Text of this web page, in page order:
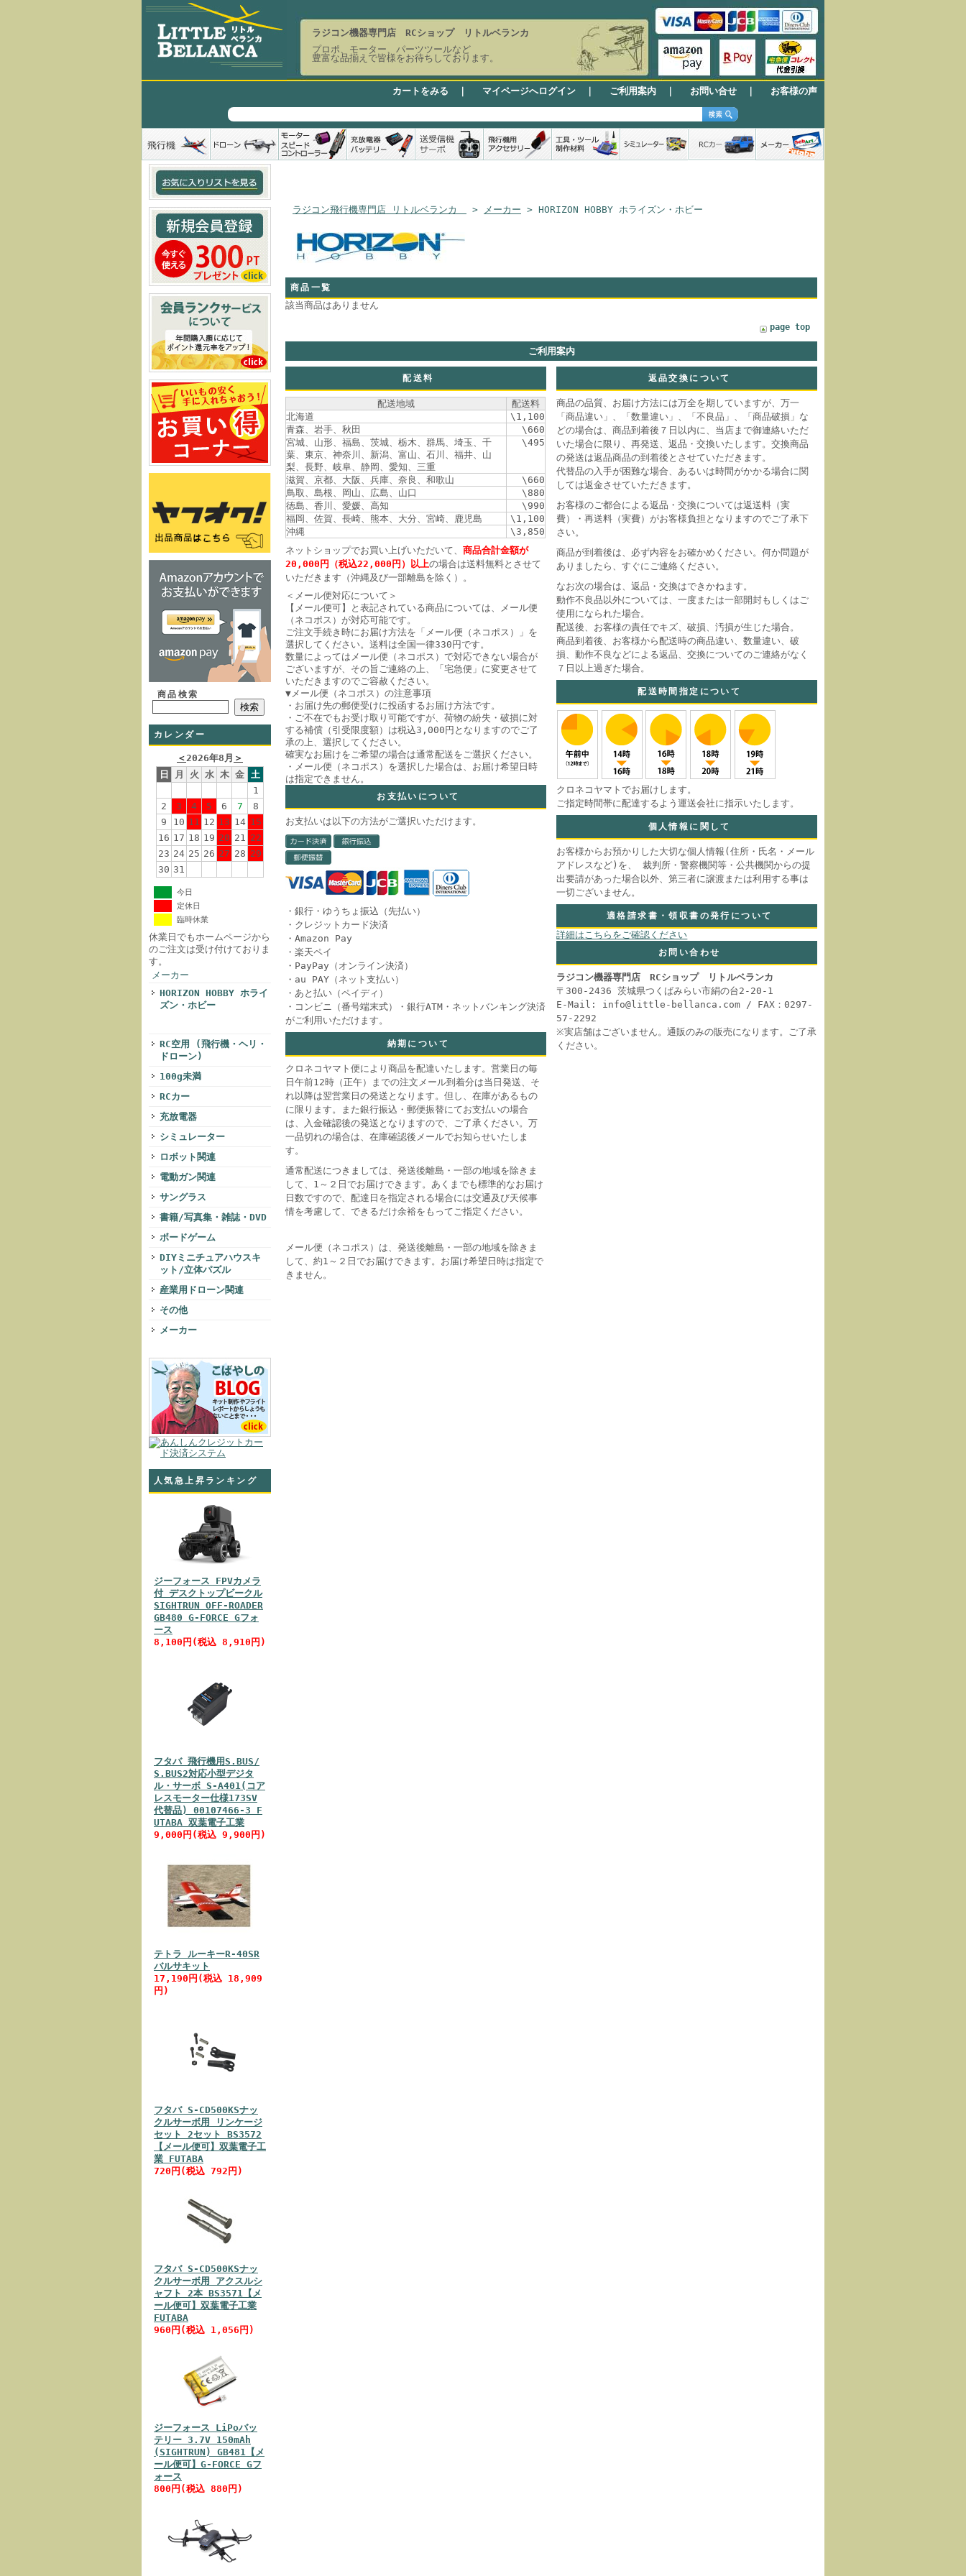
ラジコン機器専門店 RCショップ リトルベランカ
プロポ、モーター、パーツツールなど
豊富な品揃えで皆様をお待ちしております。
カートをみる マイページへログイン ご利用案内 お問い合せ お客様の声
商品検索
カレンダー
＜2026年8月 ＞
日
月 火 水 木 金 土
1
2
3 4 5 6 7
8
9
10 11 12 13 14 15
16 17 18 19 20 21 22
23 24 25 26 27 28 29
30 31
今日
定休日
臨時休業
休業日でもホームページから
のご注文は受け付けておりま
す。
メーカー
HORIZON HOBBY ホライ
ズン・ホビー
RC空用 (飛行機・ヘリ・
ドローン)
100g未満
RCカー
充放電器
シミュレーター
ロボット関連
電動ガン関連
サングラス
書籍/写真集・雑誌・DVD
ボードゲーム
DIYミニチュアハウスキ
ット/立体パズル
産業用ドローン関連
その他
メーカー
人気急上昇ランキング
ジーフォース FPVカメラ
付 デスクトップビークル
SIGHTRUN OFF-ROADER
GB480 G-FORCE Gフォ
ース
8,100円(税込 8,910円)
フタバ 飛行機用S.BUS/
S.BUS2対応小型デジタ
ル・サーボ S-A401(コア
レスモーター仕様173SV
代替品) 00107466-3 F
UTABA 双葉電子工業
9,000円(税込 9,900円)
テトラ ルーキーR-40SR
バルサキット
17,190円(税込 18,909
円)
フタバ S-CD500KSナッ
クルサーボ用 リンケージ
セット 2セット BS3572
【メール便可】双葉電子工
業 FUTABA
720円(税込 792円)
フタバ S-CD500KSナッ
クルサーボ用 アクスルシ
ャフト 2本 BS3571【メ
ール便可】双葉電子工業
FUTABA
960円(税込 1,056円)
ジーフォース LiPoバッ
テリー 3.7V 150mAh
(SIGHTRUN) GB481【メ
ール便可】G-FORCE Gフ
ォース
800円(税込 880円)
ラジコン飛行機専門店 リトルベランカ > メーカー > HORIZON HOBBY ホライズン・ホビー
商品一覧
該当商品はありません
page top
ご利用案内
配送料
配送地域
配送料
北海道
\1,100
青森、岩手、秋田
\660
宮城、山形、福島、茨城、栃木、群馬、埼玉、千
葉、東京、神奈川、新潟、富山、石川、福井、山
梨、長野、岐阜、静岡、愛知、三重
\495
滋賀、京都、大阪、兵庫、奈良、和歌山
\660
鳥取、島根、岡山、広島、山口
\880
徳島、香川、愛媛、高知
\990
福岡、佐賀、長崎、熊本、大分、宮崎、鹿児島
\1,100
沖縄
\3,850
ネットショップでお買い上げいただいて、 商品合計金額が
20,000円（税込22,000円）以上の場合は送料無料とさせて
いただきます（沖縄及び一部離島を除く）。
＜メール便対応について＞
【メール便可】と表記されている商品については、メール便
（ネコポス）が対応可能です。
ご注文手続き時にお届け方法を「メール便（ネコポス）」を
選択してください。送料は全国一律330円です。
数量によってはメール便（ネコポス）で対応できない場合が
ございますが、その旨ご連絡の上、「宅急便」に変更させて
いただきますのでご容赦ください。
▼メール便（ネコポス）の注意事項
・お届け先の郵便受けに投函するお届け方法です。
・ご不在でもお受け取り可能ですが、荷物の紛失・破損に対
する補償（引受限度額）は税込3,000円となりますのでご了
承の上、選択してください。
確実なお届けをご希望の場合は通常配送をご選択ください。
・メール便（ネコポス）を選択した場合は、お届け希望日時
は指定できません。
お支払いについて
お支払いは以下の方法がご選択いただけます。
・銀行・ゆうちょ振込（先払い）
・クレジットカード決済
・Amazon Pay
・楽天ペイ
・PayPay（オンライン決済）
・au PAY（ネット支払い）
・あと払い（ペイディ）
・コンビニ（番号端末式）・銀行ATM・ネットバンキング決済
がご利用いただけます。
納期について
クロネコヤマト便により商品を配達いたします。営業日の毎
日午前12時（正午）までの注文メール到着分は当日発送、そ
れ以降は翌営業日の発送となります。但し、在庫があるもの
に限ります。また銀行振込・郵便振替にてお支払いの場合
は、入金確認後の発送となりますので、ご了承ください。万
一品切れの場合は、在庫確認後メールでお知らせいたしま
す。
通常配送につきましては、発送後離島・一部の地域を除きま
して、1～２日でお届けできます。あくまでも標準的なお届け
日数ですので、配達日を指定される場合には交通及び天候事
情を考慮して、できるだけ余裕をもってご指定ください。
メール便（ネコポス）は、発送後離島・一部の地域を除きま
して、約1～２日でお届けできます。お届け希望日時は指定で
きません。
返品交換について
商品の品質、お届け方法には万全を期していますが、万一
「商品違い」、「数量違い」、「不良品」、「商品破損」な
どの場合は、商品到着後７日以内に、当店まで御連絡いただ
いた場合に限り、再発送、返品・交換いたします。交換商品
の発送は返品商品の到着後とさせていただきます。
代替品の入手が困難な場合、あるいは時間がかかる場合に関
しては返金させていただきます。
お客様のご都合による返品・交換については返送料（実
費）・再送料（実費）がお客様負担となりますのでご了承下
さい。
商品が到着後は、必ず内容をお確かめください。何か問題が
ありましたら、すぐにご連絡ください。
なお次の場合は、返品・交換はできかねます。
動作不良品以外については、一度または一部開封もしくはご
使用になられた場合。
配送後、お客様の責任でキズ、破損、汚損が生じた場合。
商品到着後、お客様から配送時の商品違い、数量違い、破
損、動作不良などによる返品、交換についてのご連絡がなく
７日以上過ぎた場合。
配送時間指定について
クロネコヤマトでお届けします。
ご指定時間帯に配達するよう運送会社に指示いたします。
個人情報に関して
お客様からお預かりした大切な個人情報(住所・氏名・メール
アドレスなど)を、 裁判所・警察機関等・公共機関からの提
出要請があった場合以外、第三者に譲渡または利用する事は
一切ございません。
適格請求書・領収書の発行について
詳細はこちらをご確認ください
お問い合わせ
ラジコン機器専門店 RCショップ リトルベランカ
〒300-2436 茨城県つくばみらい市絹の台2-20-1
E-Mail: info@little-bellanca.com / FAX：0297-
57-2292
※実店舗はございません。通販のみの販売になります。ご了承
ください。